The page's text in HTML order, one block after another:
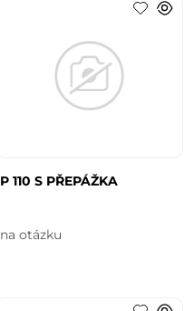
P 110 S PŘEPÁŽKA
na otázku